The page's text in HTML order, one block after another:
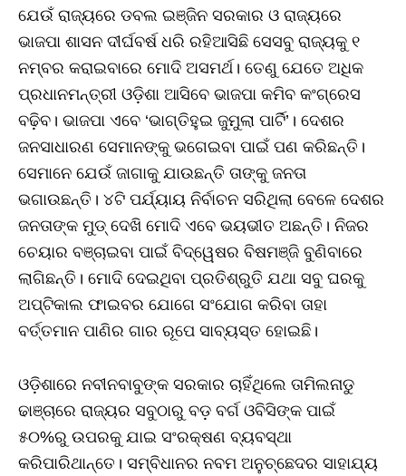
ଯେଉଁ ରାଜ୍ୟରେ ଡବଲ ଇଞ୍ଜିନ ସରକାର ଓ ରାଜ୍ୟରେ
ଭାଜପା ଶାସନ ଦୀର୍ଘବର୍ଷ ଧରି ରହିଆସିଛି ସେସବୁ ରାଜ୍ୟକୁ ୧
ନମ୍ବର କରାଇବାରେ ମୋଦି ଅସମର୍ଥ। ତେଣୁ ଯେତେ ଅଧିକ
ପ୍ରଧାନମନ୍ତ୍ରୀ ଓଡ଼ିଶା ଆସିବେ ଭାଜପା କମିବ କଂଗ୍ରେସ
ବଢ଼ିବ। ଭାଜପା ଏବେ ‘ଭାଗ୍‌ତିହୁଇ ଜୁମୁଲା ପାର୍ଟି’। ଦେଶର
ଜନସାଧାରଣ ସେମାନଙ୍କୁ ଭଗେଇବା ପାଇଁ ପଣ କରିଛନ୍ତି।
ସେମାନେ ଯେଉଁ ଜାଗାକୁ ଯାଉଛନ୍ତି ତାଙ୍କୁ ଜନତା
ଭଗାଉଛନ୍ତି। ୪ଟି ପର୍ଯ୍ୟାୟ ନିର୍ବାଚନ ସରିଥିଲା ବେଳେ ଦେଶର
ଜନତାଙ୍କ ମୁଡ୍‌ ଦେଖି ମୋଦି ଏବେ ଭୟଭୀତ ଅଛନ୍ତି। ନିଜର
ଚେୟାର ବଞ୍ଚାଇବା ପାଇଁ ବିଦ୍ୱେଷର ବିଷମଞ୍ଜି ବୁଣିବାରେ
ଲାଗିଛନ୍ତି। ମୋଦି ଦେଇଥିବା ପ୍ରତିଶ୍ରୁତି ଯଥା ସବୁ ଘରକୁ
ଅପ୍ଟିକାଲ ଫାଇବର ଯୋଗେ ସଂଯୋଗ କରିବା ତାହା
ବର୍ତ୍ତମାନ ପାଣିର ଗାର ରୂପେ ସାବ୍ୟସ୍ତ ହୋଇଛି।
ଓଡ଼ିଶାରେ ନବୀନବାବୁଙ୍କ ସରକାର ଚାହିଁଥିଲେ ତାମିଲନାଡୁ
ଢାଞ୍ଚାରେ ରାଜ୍ୟର ସବୁଠାରୁ ବଡ଼ ବର୍ଗ ଓବିସିଙ୍କ ପାଇଁ
୫୦%ରୁ ଉପରକୁ ଯାଇ ସଂରକ୍ଷଣ ବ୍ୟବସ୍ଥା
କରିପାରିଥାନ୍ତେ। ସମ୍ବିଧାନର ନବମ ଅନୁଚ୍ଛେଦର ସାହାଯ୍ୟ